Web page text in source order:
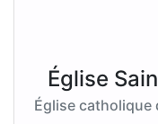
Église
Église catholique